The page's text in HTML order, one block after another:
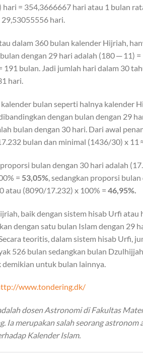
= 354,3666667 hari atau 1 bulan
hari.
dalam 360 bulan kalender Hijriah,
dengan 29 hari adalah (180 ─ 11)
191 bulan. Jadi jumlah hari dalam 30
hari.
bulan seperti halnya kalender
dengan bulan dengan 29
bulan dengan 30 hari. Dari awal
bulan dan minimal (1436/30) x 11
bulan dengan 30 hari adalah
= 53,05% , sedangkan proporsi
atau (8090/17.232) x 100% = 46,95%.
baik dengan sistem hisab Urfi
dengan satu bulan Islam dengan 29
teoritis, dalam sistem hisab Urfi,
526 bulan sedangkan bulan
demikian untuk bulan lainnya.
www.tondering.dk/
dosen Astronomi di Fakultas
Ia merupakan salah seorang
Kalender Islam.